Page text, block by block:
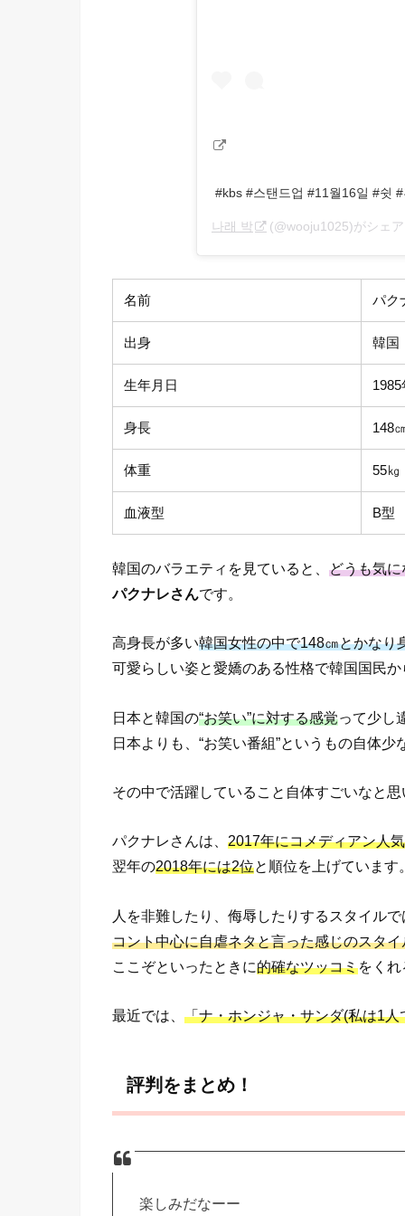
#kbs #스탠드업 #11월16일 #쉿
나래 박 (@wooju1025)がシェ
名前 パク
出身 韓国
生年月日
身長 148
体重 55㎏
血液型 B型
韓国のバラエティを見ていると、 どうも気
パクナレさんです。
高身長が多い韓国女性の中で148㎝とかなり
可愛らしい姿と愛嬌のある性格で韓国国民
日本と韓国の“お笑い”に対する感覚って少し
日本よりも、“お笑い番組”というもの自体少
その中で活躍していること自体すごいなと
パクナレさんは、 2017年にコメディアン人
翌年の2018年には2位と順位を上げています
人を非難したり、侮辱したりするスタイル
コント中心に自虐ネタと言った感じのスタイ
ここぞといったときに的確なツッコミをく
最近では、 「ナ・ホンジャ・サンダ(私は1人
評判をまとめ！
楽しみだなーー